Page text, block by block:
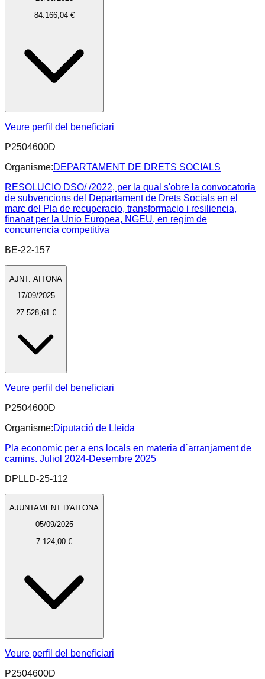
84.166,04 €
Veure perfil del beneficiari
P2504600D
Organisme:DEPARTAMENT DE DRETS SOCIALS
RESOLUCIO DSO/ /2022, per la qual s'obre la convocatoria
de subvencions del Departament de Drets Socials en el
marc del Pla de recuperacio, transformacio i resiliencia,
finanat per la Unio Europea, NGEU, en regim de
concurrencia competitiva
BE-22-157
AJNT. AITONA
17/09/2025
27.528,61 €
Veure perfil del beneficiari
P2504600D
Organisme:Diputació de Lleida
Pla economic per a ens locals en materia d`arranjament de
camins. Juliol 2024-Desembre 2025
DPLLD-25-112
AJUNTAMENT D'AITONA
05/09/2025
7.124,00 €
Veure perfil del beneficiari
P2504600D